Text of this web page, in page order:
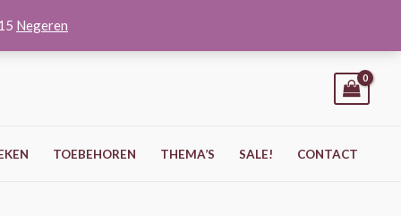
Negeren
TOEBEHOREN THEMA’S SALE! CONTACT